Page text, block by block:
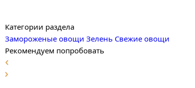
Категории раздела
Замороженые овощи Зелень Свежие овощи
Рекомендуем попробовать